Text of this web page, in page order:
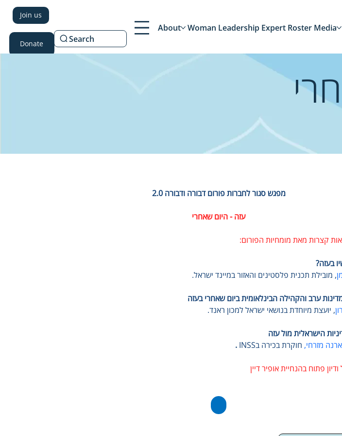
Join us
Search
About Woman Leadership Expert Roster Media
Donate
מפגש סגור לחברות פורום דבורה ודבורה 2.0
עזה - היום שאחרי
קצרות מאת מומחיות הפורום:
בעזה?
, מובילת תכנית פלסטינים והאזור במיינד ישראל.
ערב והקהילה הבינלאומית ביום שאחרי בעזה
, יועצת מיוחדת בנושאי ישראל למכון ראנד.
הישראלית מול עזה
מזרחי, חוקרת בכירה בINSS .
פתוח בהנחיית אופיר דיין